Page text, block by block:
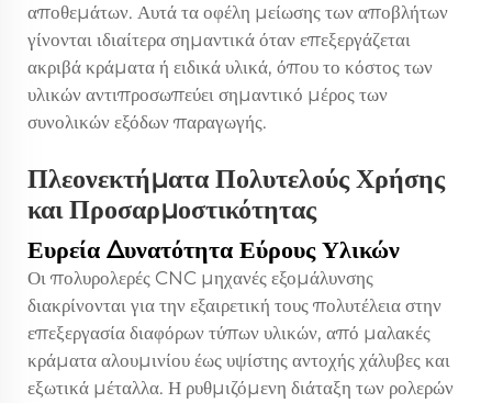
αποθεμάτων. Αυτά τα οφέλη μείωσης των αποβλήτων
γίνονται ιδιαίτερα σημαντικά όταν επεξεργάζεται
ακριβά κράματα ή ειδικά υλικά, όπου το κόστος των
υλικών αντιπροσωπεύει σημαντικό μέρος των
συνολικών εξόδων παραγωγής.
Πλεονεκτήματα Πολυτελούς Χρήσης
και Προσαρμοστικότητας
Ευρεία Δυνατότητα Εύρους Υλικών
Οι πολυρολερές CNC μηχανές εξομάλυνσης
διακρίνονται για την εξαιρετική τους πολυτέλεια στην
επεξεργασία διαφόρων τύπων υλικών, από μαλακές
κράματα αλουμινίου έως υψίστης αντοχής χάλυβες και
εξωτικά μέταλλα. Η ρυθμιζόμενη διάταξη των ρολερών